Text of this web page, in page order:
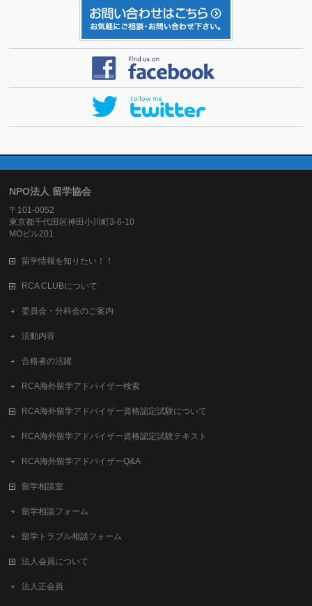
NPO法人 留学協会
〒101-0052
東京都千代田区神田小川町3-6-10
MOビル201
留学情報を知りたい！！
RCA CLUBについて
委員会・分科会のご案内
活動内容
合格者の活躍
RCA海外留学アドバイザー検索
RCA海外留学アドバイザー資格認定試験について
RCA海外留学アドバイザー資格認定試験テキスト
RCA海外留学アドバイザーQ&A
留学相談室
留学相談フォーム
留学トラブル相談フォーム
法人会員について
法人正会員